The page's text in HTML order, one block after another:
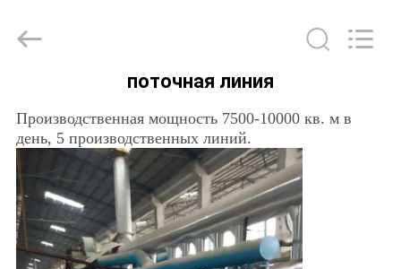
ПРОДУКТЫ
ВИДЕОЗАПИСИ
CERAMICS
CO.,LTD..
поточная линия
Производственная мощность 7500-10000 кв. м в
день, 5 производственных линий.